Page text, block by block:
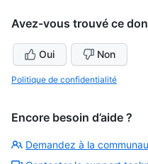
Avez-vous trouvé ce
Oui Non
Politique de confidentialité
Encore besoin d’aide ?
Demandez à la